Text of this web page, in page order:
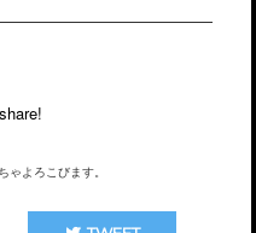
share!
ゃよろこびます。